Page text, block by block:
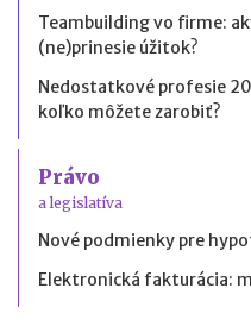
Teambuilding vo firme:
(ne)prinesie úžitok?
Nedostatkové profesie
koľko môžete zarobiť?
Právo
a legislatíva
Nové podmienky pre
Elektronická fakturácia: